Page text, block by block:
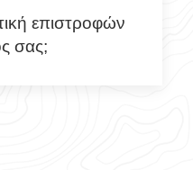
επιστροφών
σας;